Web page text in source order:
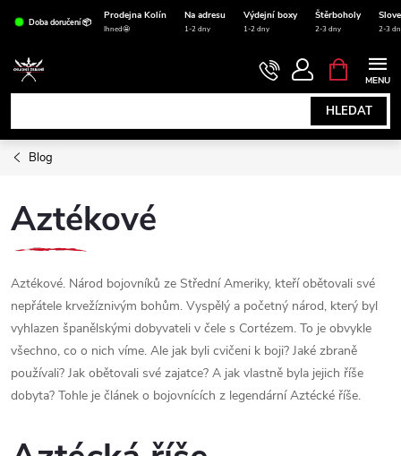
obsah
Doba doručení 📦
Prodejna Kolín Na adresu Výdejní boxy Štěrboholy
Ihned🤩 1-2 dny 1-2 dny 2-3 dny 2-3
HLEDAT
NÁKUPNÍ
KOŠÍK
Blog
Aztékové
Aztékové. Národ bojovníků ze Střední Ameriky, kteří obětovali své
nepřátele krvežíznivým bohům. Vyspělý a početný národ, který byl
vyhlazen španělskými dobyvateli v čele s Cortézem. To je obvykle
všechno, co o nich víme. Ale jak byli cvičeni k boji? Jaké zbraně
používali? Jak obětovali své zajatce? A jak vlastně byla jejich říše
dobyta? Tohle je článek o bojovnících z legendární Aztécké říše.